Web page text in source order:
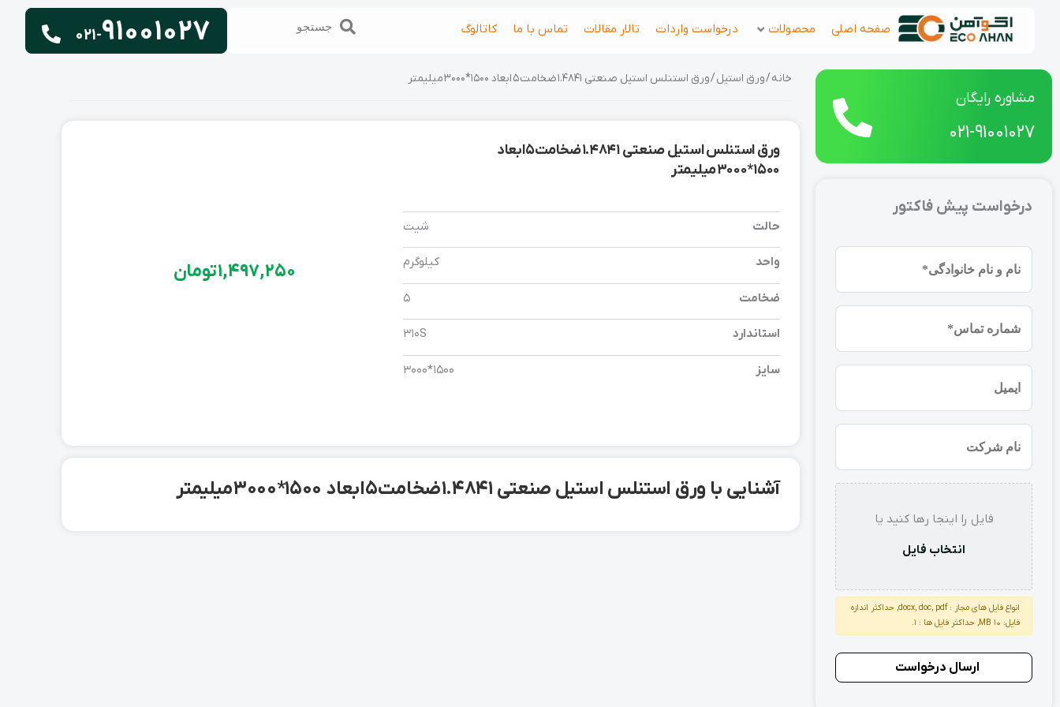
صفحه اصلی محصولات درخواست واردات تالار مقالات تماس با ما کاتالوگ جستجوجستجو 021-91001027
مشاوره رایگان
021-91001027
درخواست پیش فاکتور
نام
خانوادگی
(ضروری)
موبایل
(ضروری)
شرکت
استعلام
فایل را اینجا رها کنید یا
انتخاب فایل
انواع فایل های مجاز : docx, doc, pdf, حداکثر اندازه
فایل: 10 MB, حداکثر فایل ها : 1.
خانه/ورق استیل/ ورق استنلس استیل صنعتی 1.4841 ضخامت 5 ابعاد 1500*3000 میلیمتر
ورق استنلس استیل صنعتی 1.4841 ضخامت 5 ابعاد
1500*3000 میلیمتر
حالت شیت
واحد کیلوگرم
ضخامت 5
استاندارد 310S
سایز 1500*3000
1,497,250تومان
آشنایی با ورق استنلس استیل صنعتی 1.4841 ضخامت 5 ابعاد 1500*3000 میلیمتر